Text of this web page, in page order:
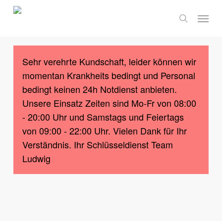
Skip
content
search
Menu
Sehr verehrte Kundschaft, leider können wir
momentan Krankheits bedingt und Personal
bedingt keinen 24h Notdienst anbieten.
Unsere Einsatz Zeiten sind Mo-Fr von 08:00
- 20:00 Uhr und Samstags und Feiertags
von 09:00 - 22:00 Uhr. Vielen Dank für Ihr
Verständnis. Ihr Schlüsseldienst Team
Ludwig